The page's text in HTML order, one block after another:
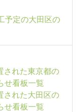
予定の大田区の
された東京都の
せ看板一覧
された大田区の
せ看板一覧